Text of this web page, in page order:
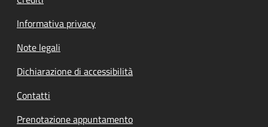
Informativa privacy
Note legali
Dichiarazione di accessibilità
Contatti
Prenotazione appuntamento